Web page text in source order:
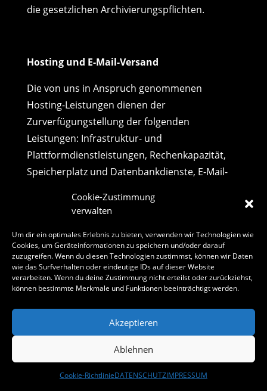
Cookie-Zustimmung
verwalten
Um dir ein optimales Erlebnis zu bieten, verwenden wir Technologien wie
Cookies, um Geräteinformationen zu speichern und/oder darauf
zuzugreifen. Wenn du diesen Technologien zustimmst, können wir Daten
wie das Surfverhalten oder eindeutige IDs auf dieser Website
verarbeiten. Wenn du deine Zustimmung nicht erteilst oder zurückziehst,
können bestimmte Merkmale und Funktionen beeinträchtigt werden.
Akzeptieren
Ablehnen
Cookie-RichtlinieDATENSCHUTZIMPRESSUM
die gesetzlichen Archivierungspflichten.
Hosting und E-Mail-Versand
Die von uns in Anspruch genommenen
Hosting-Leistungen dienen der
Zurverfügungstellung der folgenden
Leistungen: Infrastruktur- und
Plattformdienstleistungen, Rechenkapazität,
Speicherplatz und Datenbankdienste, E-Mail-
technische Wartungsleistungen, die wir zum
einsetzen.
Hierbei verarbeiten wir, bzw. unser
Hostinganbieter Bestandsdaten, Kontaktdaten,
Interessenten und Besuchern dieses
Onlineangebotes auf Grundlage unserer
berechtigten Interessen an einer effizienten
und sicheren Zurverfügungstellung dieses